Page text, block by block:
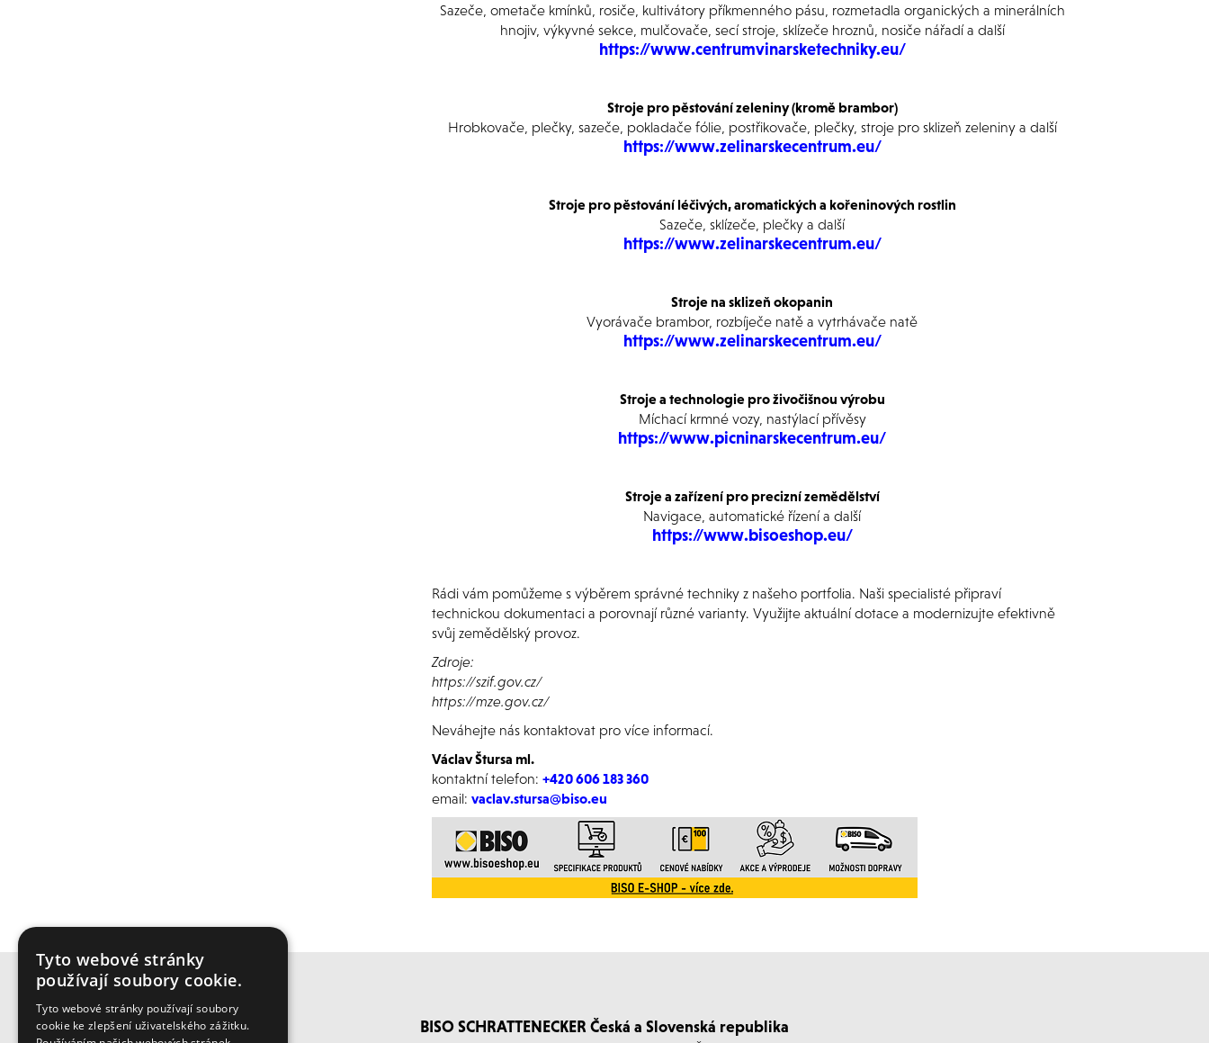
Sazeče, ometače kmínků, rosiče, kultivátory příkmenného pásu, rozmetadla organických a minerálních
hnojiv, výkyvné sekce, mulčovače, secí stroje, sklízeče hroznů, nosiče nářadí a další
https://www.centrumvinarsketechniky.eu/
Stroje pro pěstování zeleniny (kromě brambor)
Hrobkovače, plečky, sazeče, pokladače fólie, postřikovače, plečky, stroje pro sklizeň zeleniny a další
https://www.zelinarskecentrum.eu/
Stroje pro pěstování léčivých, aromatických a kořeninových rostlin
Sazeče, sklízeče, plečky a další
https://www.zelinarskecentrum.eu/
Stroje na sklizeň okopanin
Vyorávače brambor, rozbíječe natě a vytrhávače natě
https://www.zelinarskecentrum.eu/
Stroje a technologie pro živočišnou výrobu
Míchací krmné vozy, nastýlací přívěsy
https://www.picninarskecentrum.eu/
Stroje a zařízení pro precizní zemědělství
Navigace, automatické řízení a další
https://www.bisoeshop.eu/
Rádi vám pomůžeme s výběrem správné techniky z našeho portfolia. Naši specialisté připraví
technickou dokumentaci a porovnají různé varianty. Využijte aktuální dotace a modernizujte efektivně
svůj zemědělský provoz.
Zdroje:
https://szif.gov.cz/
https://mze.gov.cz/
Neváhejte nás kontaktovat pro více informací.
Václav Štursa ml.
kontaktní telefon: +420 606 183 360
email: vaclav.stursa@biso.eu
BISO SCHRATTENECKER Česká a Slovenská republika
Tyto webové stránky
používají soubory cookie.
Tyto webové stránky používají soubory
cookie ke zlepšení uživatelského zážitku.